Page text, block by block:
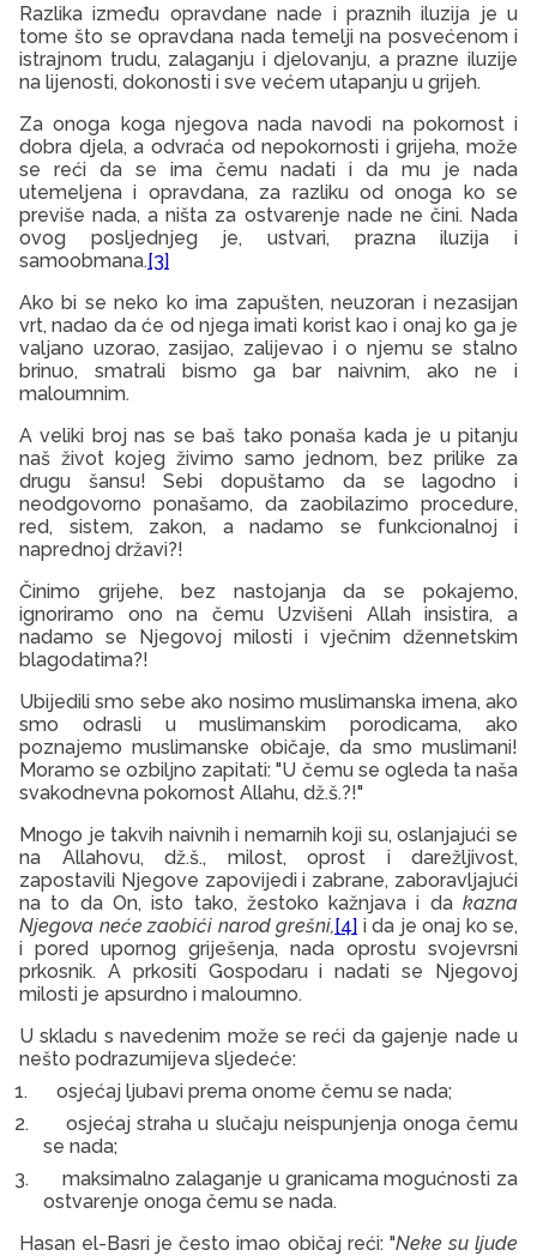
Razlika između opravdane nade i praznih iluzija je u
tome što se opravdana nada temelji na posvećenom i
istrajnom trudu, zalaganju i djelovanju, a prazne iluzije
na lijenosti, dokonosti i sve većem utapanju u grijeh.
Za onoga koga njegova nada navodi na pokornost i
dobra djela, a odvraća od nepokornosti i grijeha, može
se reći da se ima čemu nadati i da mu je nada
utemeljena i opravdana, za razliku od onoga ko se
previše nada, a ništa za ostvarenje nade ne čini. Nada
ovog posljednjeg je, ustvari, prazna iluzija i
samoobmana.[3]
Ako bi se neko ko ima zapušten, neuzoran i nezasijan
vrt, nadao da će od njega imati korist kao i onaj ko ga je
valjano uzorao, zasijao, zalijevao i o njemu se stalno
brinuo, smatrali bismo ga bar naivnim, ako ne i
maloumnim.
A veliki broj nas se baš tako ponaša kada je u pitanju
naš život kojeg živimo samo jednom, bez prilike za
drugu šansu! Sebi dopuštamo da se lagodno i
neodgovorno ponašamo, da zaobilazimo procedure,
red, sistem, zakon, a nadamo se funkcionalnoj i
naprednoj državi?!
Činimo grijehe, bez nastojanja da se pokajemo,
ignoriramo ono na čemu Uzvišeni Allah insistira, a
nadamo se Njegovoj milosti i vječnim džennetskim
blagodatima?!
Ubijedili smo sebe ako nosimo muslimanska imena, ako
smo odrasli u muslimanskim porodicama, ako
poznajemo muslimanske običaje, da smo muslimani!
Moramo se ozbiljno zapitati: "U čemu se ogleda ta naša
svakodnevna pokornost Allahu, dž.š.?!"
Mnogo je takvih naivnih i nemarnih koji su, oslanjajući se
na Allahovu, dž.š., milost, oprost i darežljivost,
zapostavili Njegove zapovijedi i zabrane, zaboravljajući
na to da On, isto tako, žestoko kažnjava i da kazna
Njegova neće zaobići narod grešni,[4] i da je onaj ko se,
i pored upornog griješenja, nada oprostu svojevrsni
prkosnik. A prkositi Gospodaru i nadati se Njegovoj
milosti je apsurdno i maloumno.
U skladu s navedenim može se reći da gajenje nade u
nešto podrazumijeva sljedeće:
1. osjećaj ljubavi prema onome čemu se nada;
2. osjećaj straha u slučaju neispunjenja onoga čemu
se nada;
3. maksimalno zalaganje u granicama mogućnosti za
ostvarenje onoga čemu se nada.
Hasan el-Basri je često imao običaj reći: "Neke su ljude